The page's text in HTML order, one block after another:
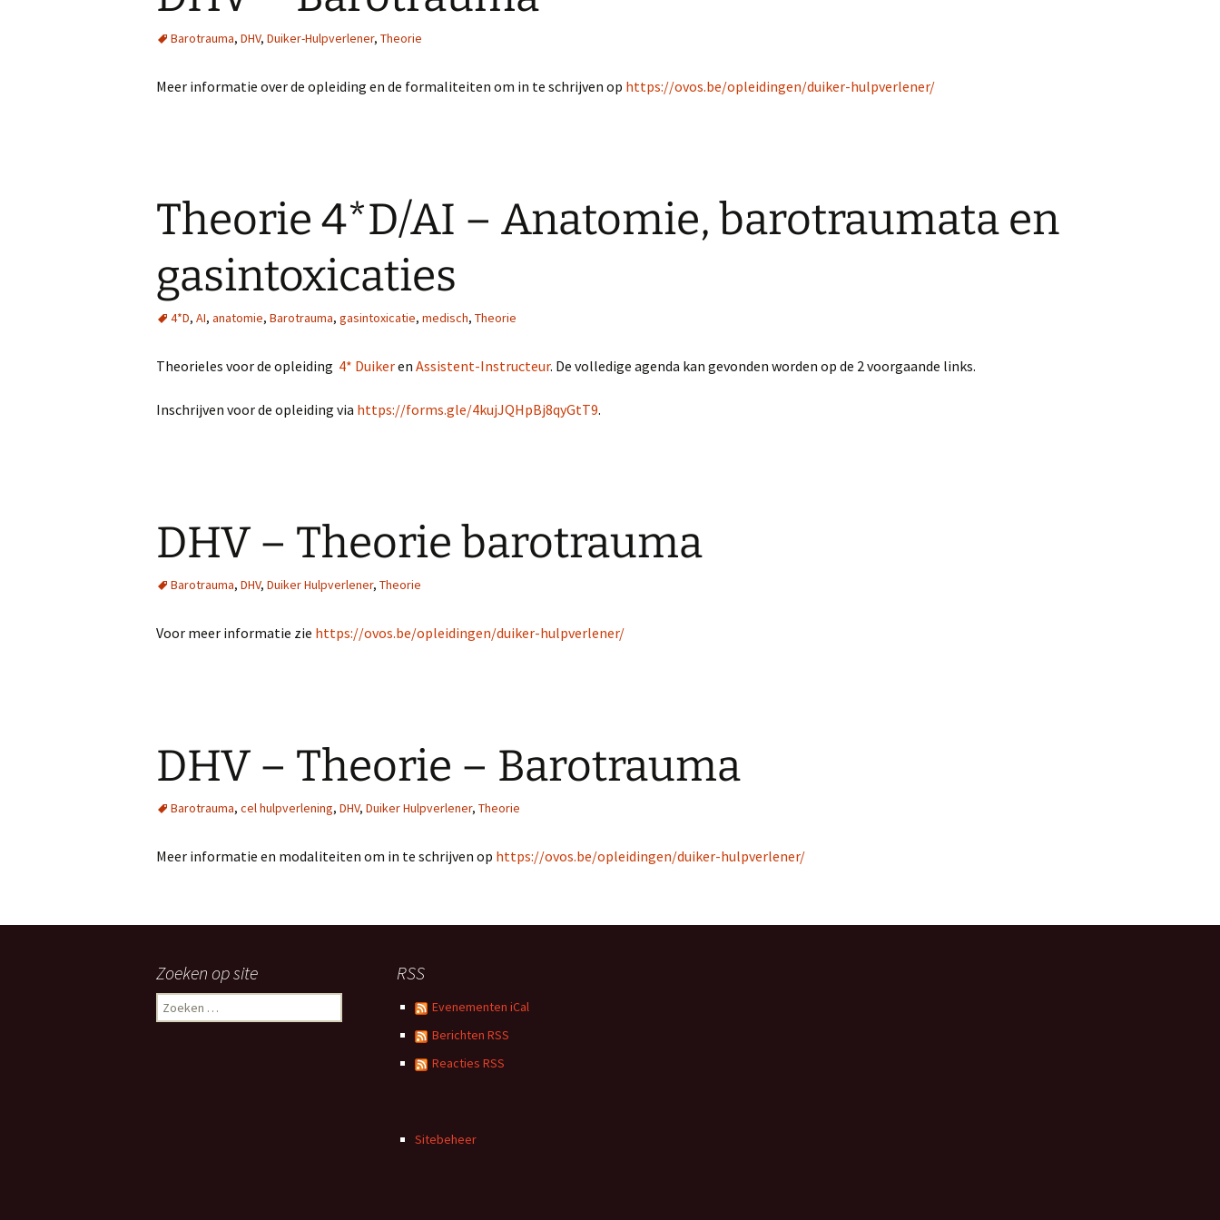
leden
Barotrauma, DHV, Duiker-Hulpverlener, Theorie
Meer informatie over de opleiding en de formaliteiten om in te schrijven op https://ovos.be/opleidingen/duiker-hulpverlener/
Theorie 4*D/AI – Anatomie, barotraumata en
gasintoxicaties
4*D, AI, anatomie, Barotrauma, gasintoxicatie, medisch, Theorie
Theorieles voor de opleiding 4* Duikeren Assistent-Instructeur. De volledige agenda kan gevonden worden op de 2 voorgaande links.
Inschrijven voor de opleiding via https://forms.gle/4kujJQHpBj8qyGtT9.
DHV – Theorie barotrauma
Barotrauma, DHV, Duiker Hulpverlener, Theorie
Voor meer informatie zie https://ovos.be/opleidingen/duiker-hulpverlener/
DHV – Theorie – Barotrauma
Barotrauma, cel hulpverlening, DHV, Duiker Hulpverlener, Theorie
Meer informatie en modaliteiten om in te schrijven op https://ovos.be/opleidingen/duiker-hulpverlener/
Zoeken op site
Zoeken
naar:
RSS
Evenementen iCal
Berichten RSS
Reacties RSS
Sitebeheer